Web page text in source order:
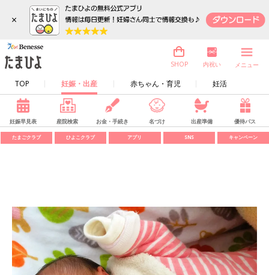
×
TOP 妊娠・出産 赤ちゃん・育児 妊活
SHOP 内祝い メニュー
妊娠早見表 産院検索 お金・手続き 名づけ 出産準備 優待パス
たまごクラブ ひよこクラブ アプリ SNS キャンペーン